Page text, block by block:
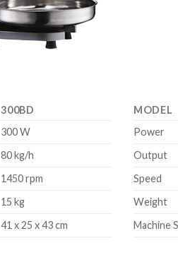
300BD
300 W
80 kg/h
1450 rpm
15 kg
41 x 25 x 43 cm
MODEL
Power
Output
Speed
Weight
Machine